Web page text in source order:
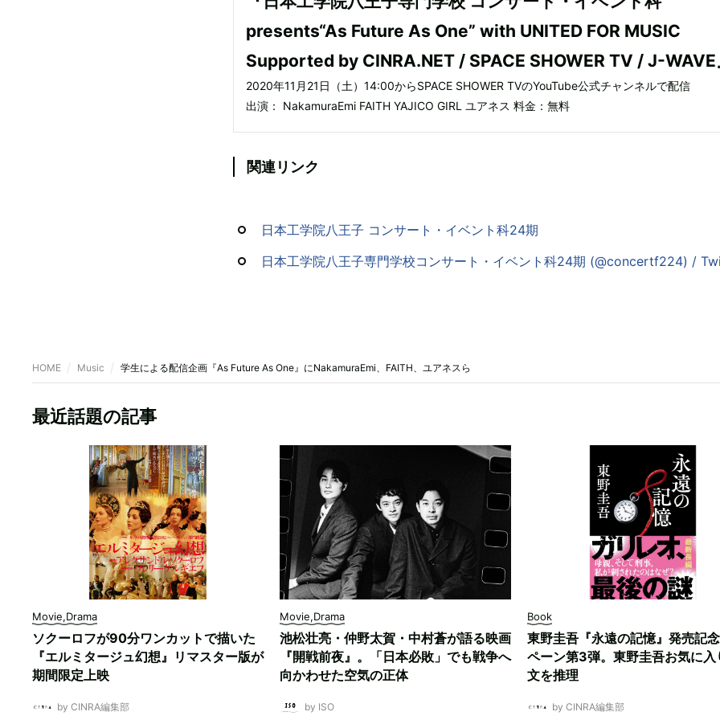
presents“As Future As One” with UNITED FOR MUSIC
Supported by CINRA.NET / SPACE SHOWER TV / J-WAVE
2020年11月21日（土）14:00からSPACE SHOWER TVのYouTube公式チャンネルで配信
出演： NakamuraEmi FAITH YAJICO GIRL ユアネス 料金：無料
関連リンク
日本工学院八王子 コンサート・イベント科24期
日本工学院八王子専門学校コンサート・イベント科24期 (@concertf224) /
HOME Music 学生による配信企画『As Future As One』にNakamuraEmi、FAITH、ユアネスら
最近話題の記事
Movie,Drama
ソクーロフが90分ワンカットで描いた
『エルミタージュ幻想』リマスター版が
期間限定上映
by CINRA編集部
Movie,Drama
池松壮亮・仲野太賀・中村蒼が語る映画
『開戦前夜』。「日本必敗」でも戦争へ
向かわせた空気の正体
by ISO
Book
東野圭吾『永遠の記憶』発売記
ペーン第3弾。東野圭吾お気に入
文を推理
by CINRA編集部